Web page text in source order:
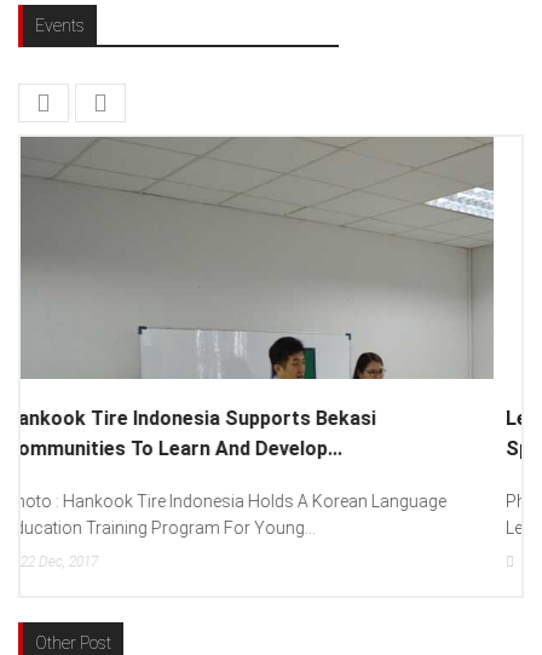
Events
Lenovo Introduced New Brand Ambassador To
Spread “Different Is Better”...
Photo : (From Left To Right) Helmy Susanto (Consumer Lead
Lenovo Indonesia), Andien Aisyah...
15Dec, 2017
Other Post